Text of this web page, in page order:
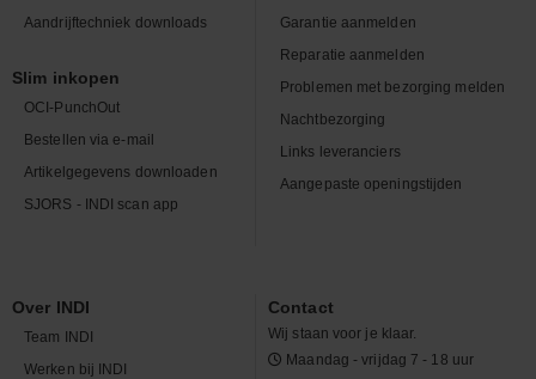
Aandrijftechniek downloads
Slim inkopen
OCI-PunchOut
Bestellen via e-mail
Artikelgegevens downloaden
SJORS - INDI scan app
Garantie aanmelden
Reparatie aanmelden
Problemen met bezorging melden
Nachtbezorging
Links leveranciers
Aangepaste openingstijden
Over INDI
Team INDI
Werken bij INDI
Contact
Wij staan voor je klaar.
Maandag - vrijdag 7 - 18 uur